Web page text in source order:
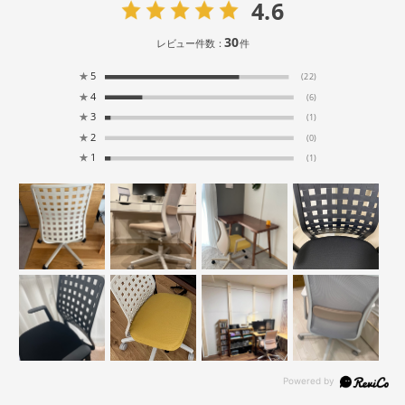
4.6
レビュー件数：30件
★ 5 (22)
★ 4 (6)
★ 3 (1)
★ 2 (0)
★ 1 (1)